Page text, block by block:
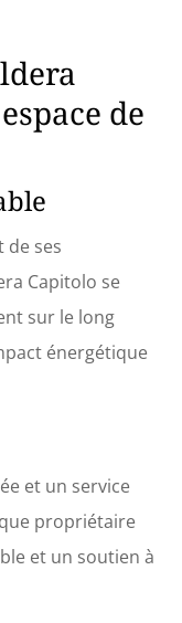
de
de ses
Capitolo se
sur le long
énergétique
et un service
propriétaire
et un soutien à